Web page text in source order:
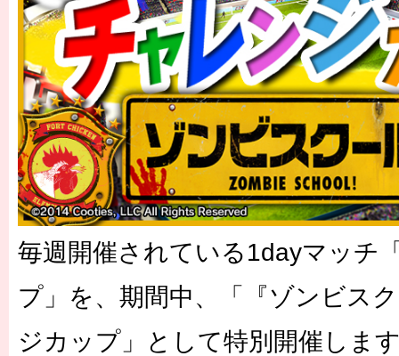
毎週開催されている1dayマッチ
プ」を、期間中、「『ゾンビス
ジカップ」として特別開催しま